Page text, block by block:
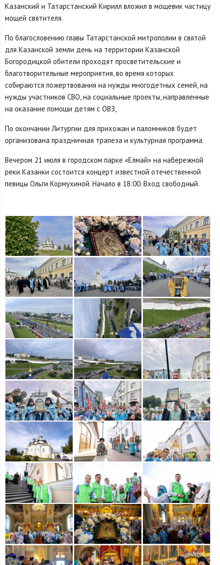
Казанский и Татарстанский Кирилл вложил в мощевик частицу
мощей святителя.
По благословению главы Татарстанской митрополии в святой
для Казанской земли день на территории Казанской
Богородицкой обители проходят просветительские и
благотворительные мероприятия, во время которых
собираются пожертвования на нужды многодетных семей, на
нужды участников СВО, на социальные проекты, направленные
на оказание помощи детям с ОВЗ,
По окончании Литургии для прихожан и паломников будет
организована праздничная трапеза и культурная программа.
Вечером 21 июля в городском парке «Елмай» на набережной
реки Казанки состоится концерт известной отечественной
певицы Ольги Кормухиной. Начало в 18:00. Вход свободный.